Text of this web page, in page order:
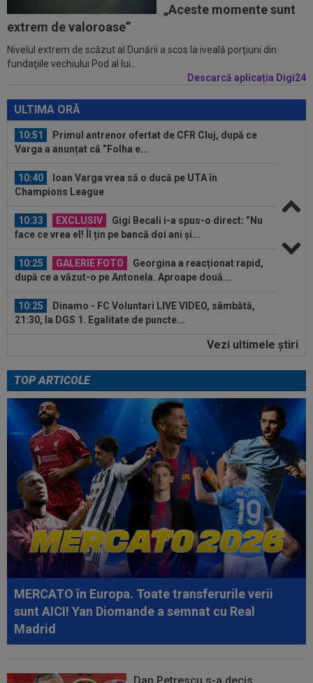
„Aceste momente sunt
extrem de valoroase”
Nivelul extrem de scăzut al Dunării a scos la iveală porţiuni din
fundaţiile vechiului Pod al lui...
Descarcă aplicația Digi24
ULTIMA ORĂ
Verdict fără dubii: cei doi jucători de care
FCSB are nevoie pentru a ”câștiga...
10:57
S-a aflat câți bani oferă Barcelona pentru
transferul lui Rodri de la...
Năstase au făcut anunțul
10:51
Primul antrenor ofertat de CFR Cluj, după ce
Varga a anunțat că ”Folha e...
10:40
Ioan Varga vrea să o ducă pe UTA în
Champions League
10:33 EXCLUSIV
Gigi Becali i-a spus-o direct: ”Nu
face ce vrea el! Îl țin pe bancă doi ani și...
10:25 GALERIE FOTO
Georgina a reacționat rapid,
după ce a văzut-o pe Antonela. Aproape două...
10:25
Dinamo - FC Voluntari LIVE VIDEO, sâmbătă,
21:30, la DGS 1. Egalitate de puncte...
Verdict fără dubii: cei doi jucători de care
10:57
S-a aflat câți bani oferă Barcelona pentru
transferul lui Rodri de la...
10:52
Surpriză, la 3 săptămâni după ce Ioana și Ilie
Năstase au făcut anunțul
10:51
Primul antrenor ofertat de CFR Cluj, după ce
Varga a anunțat că ”Folha e...
10:40
Ioan Varga vrea să o ducă pe UTA în
Champions League
10:33 EXCLUSIV
Gigi Becali i-a spus-o direct: ”Nu
face ce vrea el! Îl țin pe bancă doi ani și...
Vezi ultimele ştiri
TOP ARTICOLE
MERCATO în Europa. Toate transferurile verii
sunt AICI! Yan Diomande a semnat cu Real
Madrid
Dan Petrescu s-a decis